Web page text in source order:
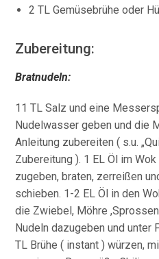
2 TL Gemüsebrühe oder
Zubereitung:
Bratnudeln:
11 TL Salz und eine
Nudelwasser geben und die
Anleitung zubereiten ( s.u.
Zubereitung ). 1 EL Öl im
zugeben, braten, zerreißen
schieben. 1-2 EL Öl in den
die Zwiebel, Möhre
Nudeln dazugeben und unter
TL Brühe ( instant ) würzen,